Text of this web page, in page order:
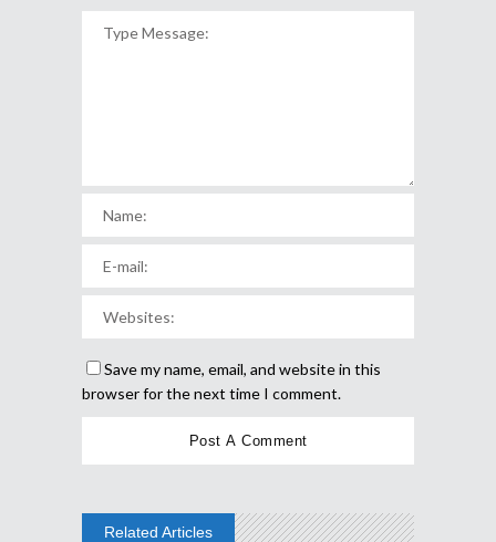
Save my name, email, and website in this
browser for the next time I comment.
Related Articles